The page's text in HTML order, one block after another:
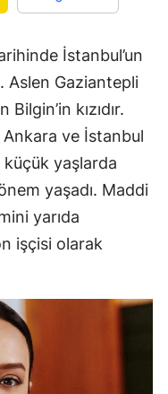
İstanbul’un
Aslen Gaziantepli
kızıdır.
Ankara ve İstanbul
küçük yaşlarda
yaşadı. Maddi
yarıda
işçisi olarak